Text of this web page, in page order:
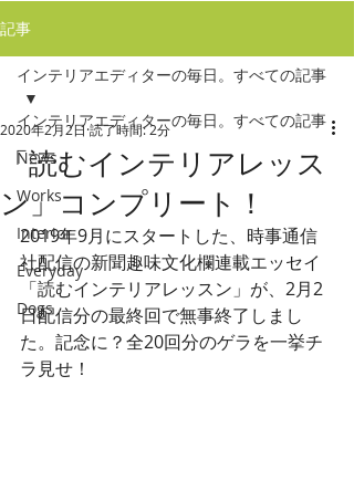
記事
インテリアエディターの毎日。すべての記事
News
Works
Interior
Everyday
Dogs
インテリアエディターの毎日。すべての記事
「読むインテリアレッス
ン」コンプリート！
2020年2月2日読了時間: 2分
2019年9月にスタートした、時事通信
社配信の新聞趣味文化欄連載エッセイ
「読むインテリアレッスン」が、2月2
日配信分の最終回で無事終了しまし
た。記念に？全20回分のゲラを一挙チ
ラ見せ！